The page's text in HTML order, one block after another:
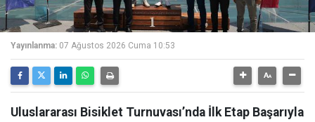
Yayınlanma: 07 Ağustos 2026 Cuma 10:53
Uluslararası Bisiklet Turnuvası’nda İlk Etap Başarıyla